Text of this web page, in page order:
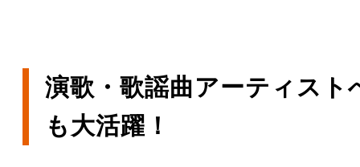
演歌・歌謡曲アーティスト
も大活躍！